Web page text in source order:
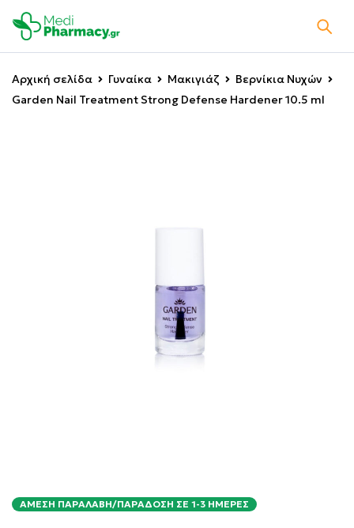
Αρχική σελίδα Γυναίκα Μακιγιάζ
Βερνίκια Νυχών
Garden Nail Treatment Strong Defense Hardener 10.5 ml
ΆΜΕΣΗ ΠΑΡΑΛΑΒΉ/ΠΑΡΆΔΟΣΗ ΣΕ 1-3 ΗΜΈΡΕΣ